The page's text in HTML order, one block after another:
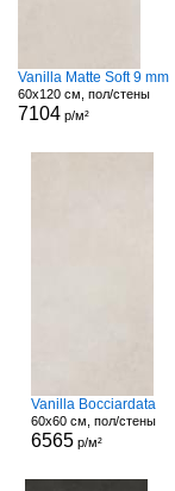
Vanilla Matte Soft 9 mm
60x120 см, пол/стены
7104 р/м²
Vanilla Bocciardata
60x60 см, пол/стены
6565 р/м²